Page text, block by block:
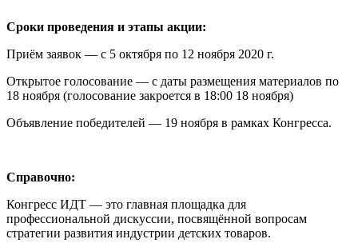
Сроки проведения и этапы акции:
Приём заявок — с 5 октября по 12 ноября 2020 г.
Открытое голосование — с даты размещения материалов по
18 ноября (голосование закроется в 18:00 18 ноября)
Объявление победителей — 19 ноября в рамках Конгресса.
Справочно:
Конгресс ИДТ — это главная площадка для
профессиональной дискуссии, посвящённой вопросам
стратегии развития индустрии детских товаров.